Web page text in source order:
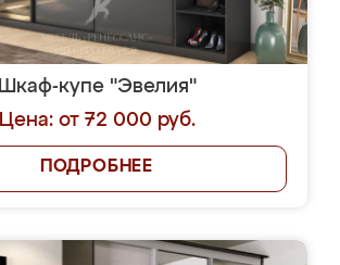
Шкаф-купе "Эвелия"
Цена: от 72 000 руб.
ПОДРОБНЕЕ